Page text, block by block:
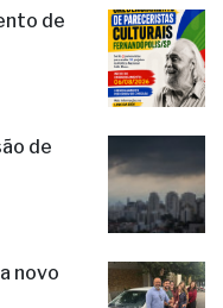
de
de
novo